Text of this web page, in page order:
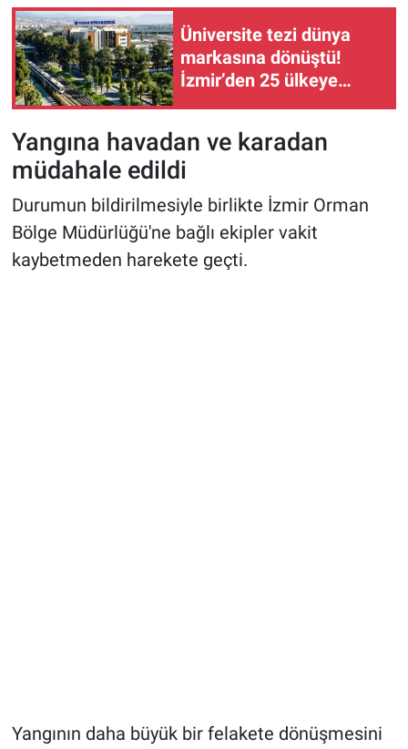
Üniversite tezi dünya
markasına dönüştü!
İzmir’den 25 ülkeye
Yangına havadan ve karadan
müdahale edildi
Durumun bildirilmesiyle birlikte İzmir Orman
Bölge Müdürlüğü'ne bağlı ekipler vakit
kaybetmeden harekete geçti.
Yangının daha büyük bir felakete dönüşmesini